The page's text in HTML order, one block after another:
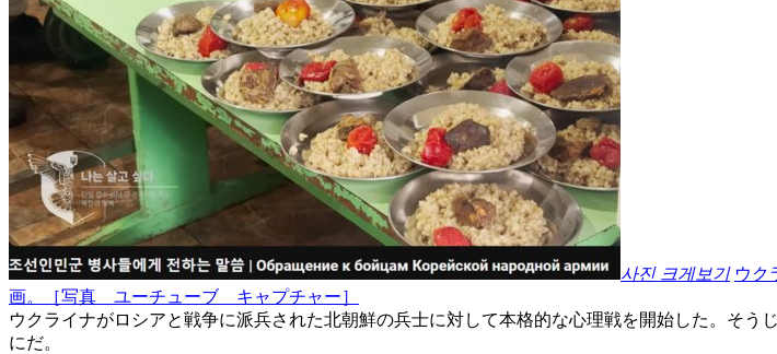
사진 크게보기 ウク
画。［写真 ユーチューブ キャプチャー］
ウクライナがロシアと戦争に派兵された北朝鮮の兵士に対して本格的な心理戦を開始した。そ
にだ。